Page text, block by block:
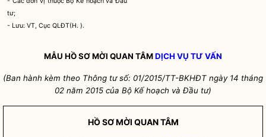
tư;
- Lưu: VT, Cục QLĐT(H. ).
MẪU HỒ SƠ MỜI QUAN TÂMDỊCH VỤ TƯ VẤN
(Ban hành kèm theo Thông tư số: 01/2015/TT-BKHĐT ngày 14 tháng
02 năm 2015 của Bộ Kế hoạch và Đầu tư)
HỒ SƠ MỜI QUAN TÂM